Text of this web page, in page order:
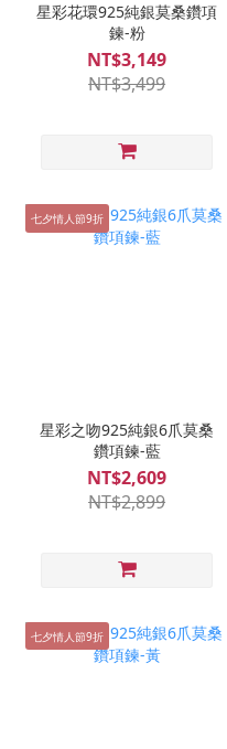
星彩花環925純銀莫桑鑽項
鍊-粉
NT$3,149
NT$3,499
七夕情人節9折
星彩之吻925純銀6爪莫桑
鑽項鍊-藍
NT$2,609
NT$2,899
七夕情人節9折